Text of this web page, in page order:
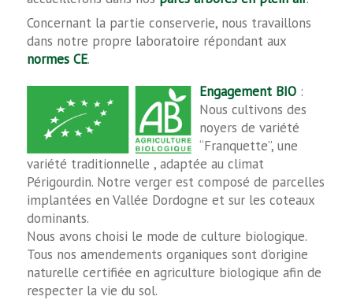
Concernant la partie conserverie, nous travaillons
dans notre propre laboratoire répondant aux
normes CE.
Engagement BIO:
Nous cultivons des
noyers de variété
“Franquette”, une
variété traditionnelle , adaptée au climat
Périgourdin. Notre verger est composé de parcelles
implantées en Vallée Dordogne et sur les coteaux
dominants.
Nous avons choisi le mode de culture biologique.
Tous nos amendements organiques sont d’origine
naturelle certifiée en agriculture biologique afin de
respecter la vie du sol.